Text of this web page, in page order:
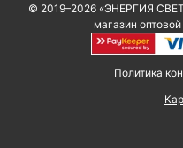
© 2019–2026 «ЭНЕРГИЯ
магазин
Политика